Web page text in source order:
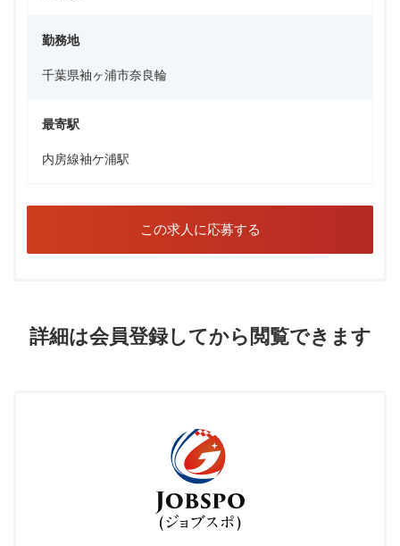
勤務地
千葉県袖ヶ浦市奈良輪
最寄駅
内房線袖ケ浦駅
この求人に応募する
詳細は会員登録してから閲覧できます